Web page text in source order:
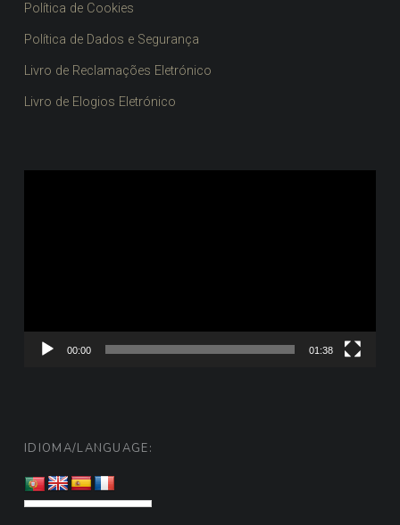
Política de Cookies
Política de Dados e Segurança
Livro de Reclamações Eletrónico
Livro de Elogios Eletrónico
00:00 01:38
IDIOMA/LANGUAGE: